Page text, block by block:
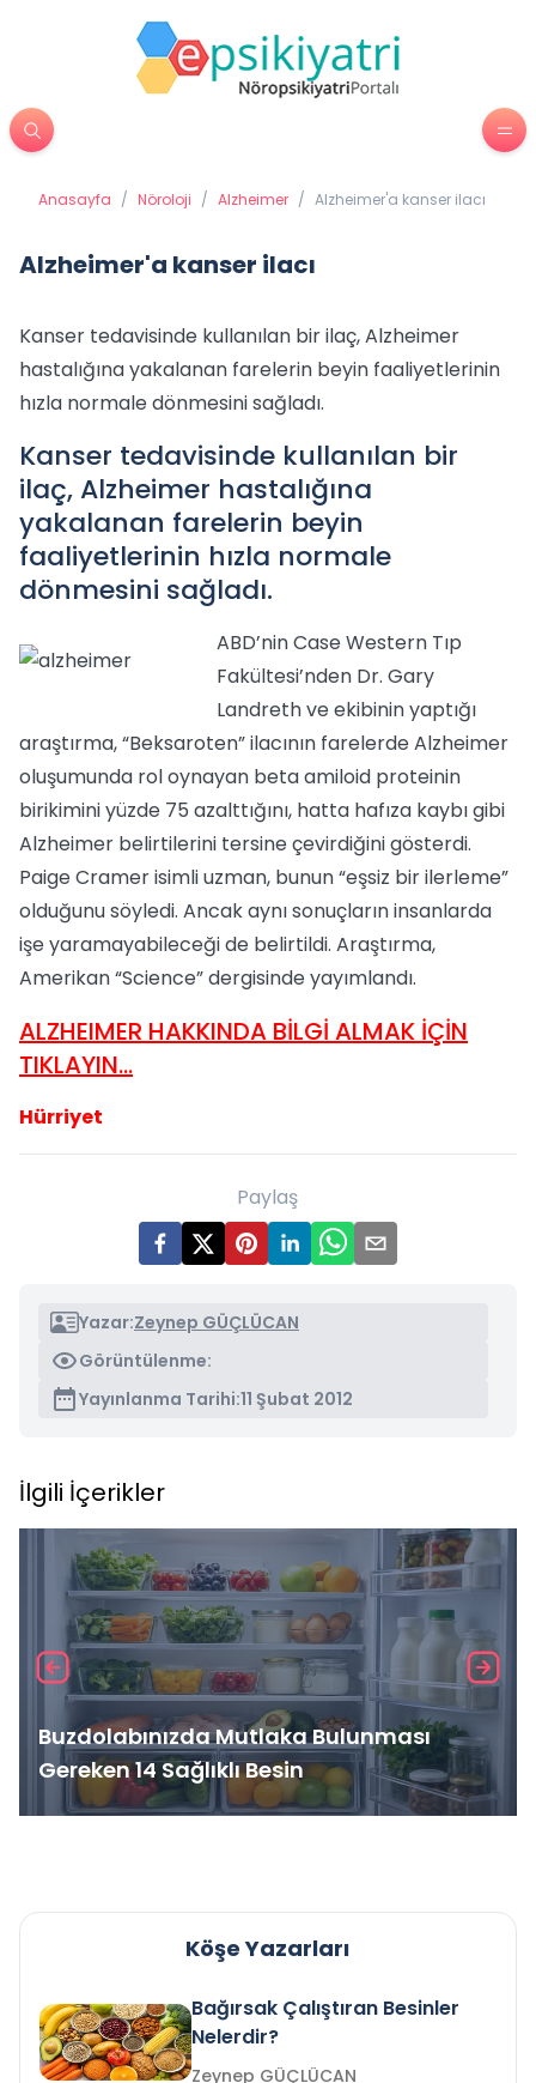
Anasayfa / Nöroloji / Alzheimer / Alzheimer'a kanser ilacı
Alzheimer'a kanser ilacı
Kanser tedavisinde kullanılan bir ilaç, Alzheimer
hastalığına yakalanan farelerin beyin faaliyetlerinin
hızla normale dönmesini sağladı.
Kanser tedavisinde kullanılan bir
ilaç, Alzheimer hastalığına
yakalanan farelerin beyin
faaliyetlerinin hızla normale
dönmesini sağladı.
ABD’nin Case Western Tıp
Fakültesi’nden Dr. Gary
Landreth ve ekibinin yaptığı
araştırma, “Beksaroten” ilacının farelerde Alzheimer
oluşumunda rol oynayan beta amiloid proteinin
birikimini yüzde 75 azalttığını, hatta hafıza kaybı gibi
Alzheimer belirtilerini tersine çevirdiğini gösterdi.
Paige Cramer isimli uzman, bunun “eşsiz bir ilerleme”
olduğunu söyledi. Ancak aynı sonuçların insanlarda
işe yaramayabileceği de belirtildi. Araştırma,
Amerikan “Science” dergisinde yayımlandı.
ALZHEIMER HAKKINDA BİLGİ ALMAK İÇİN
TIKLAYIN...
Hürriyet
Paylaş
Yazar:Zeynep GÜÇLÜCAN
Görüntülenme:
Yayınlanma Tarihi:11 Şubat 2012
İlgili İçerikler
Buzdolabınızda Mutlaka Bulunması
Gereken 14 Sağlıklı Besin
Köşe Yazarları
Bağırsak Çalıştıran Besinler
Nelerdir?
Zeynep GÜÇLÜCAN